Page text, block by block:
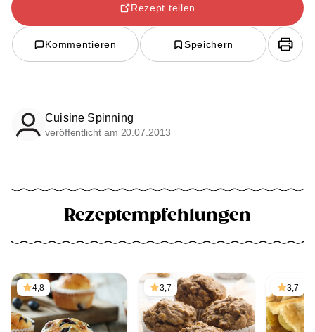
Rezept teilen
Kommentieren Speichern
Cuisine Spinning
veröffentlicht am 20.07.2013
Rezeptempfehlungen
4,8 3,7 3,7